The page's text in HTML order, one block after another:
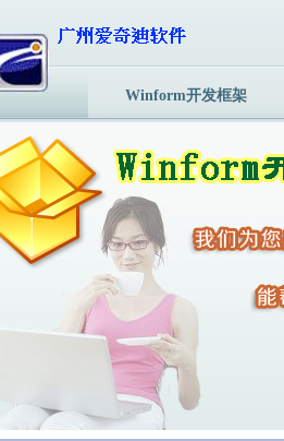
Winform开发框架